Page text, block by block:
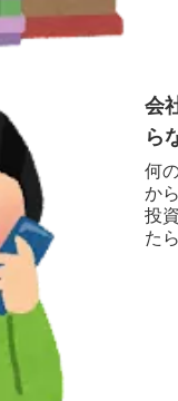
会
ら
何
か
投
た